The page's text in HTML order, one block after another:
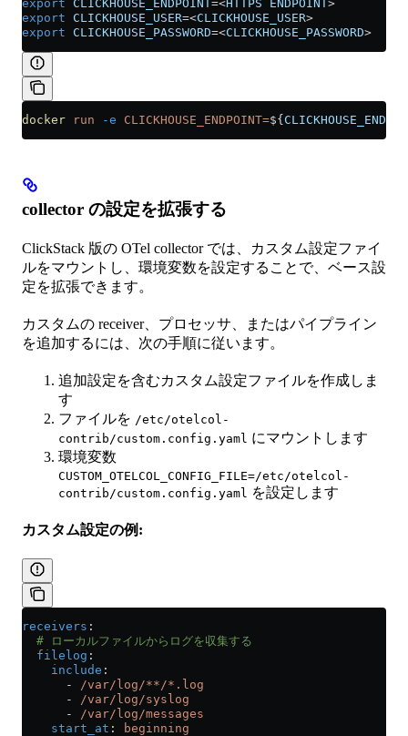
export CLICKHOUSE_ENDPOINT =<HTTPS ENDPOINT >
export CLICKHOUSE_USER=<CLICKHOUSE_USER>
export CLICKHOUSE_PASSWORD=<CLICKHOUSE_PASSWORD>
docker run -e CLICKHOUSE_ENDPOINT=${
collector の設定を拡張する
ClickStack 版の OTel collector では、カスタム設定ファイ
ルをマウントし、環境変数を設定することで、ベース設
定を拡張できます。
カスタムの receiver、プロセッサ、またはパイプライン
を追加するには、次の手順に従います。
追加設定を含むカスタム設定ファイルを作成しま
す
ファイルを /etc/otelcol-
contrib/custom.config.yaml にマウントします
環境変数
CUSTOM_OTELCOL_CONFIG_FILE=/etc/otelcol-
contrib/custom.config.yaml を設定します
カスタム設定の例:
receivers :
  # ローカルファイルからログを収集する
  filelog
:
    include
:
      -
/var/log/**/*.log
      -
/var/log/syslog
      -
/var/log/messages
    start_at
: beginning